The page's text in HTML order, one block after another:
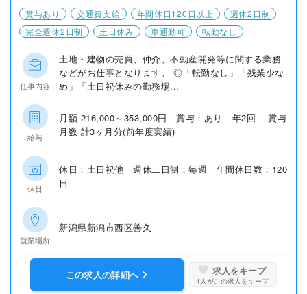
賞与あり
交通費支給 年間休日120日以上
週休2日制
完全週休2日制
土日休み 車通勤可 転勤なし
仕事内容
土地・建物の売買、仲介、不動産開発等に関する業務
などがお仕事となります。 ◎「転勤なし」「残業少な
め」「土日祝休みの勤務場...
給与
月額 216,000～353,000円 賞与：あり 年2回 賞与
月数 計3ヶ月分(前年度実績)
休日
休日：土日祝他 週休二日制：毎週 年間休日数：120
日
就業場所
新潟県新潟市西区善久
この求人の詳細へ 求人をキープ
4 人がこの求人をキープ